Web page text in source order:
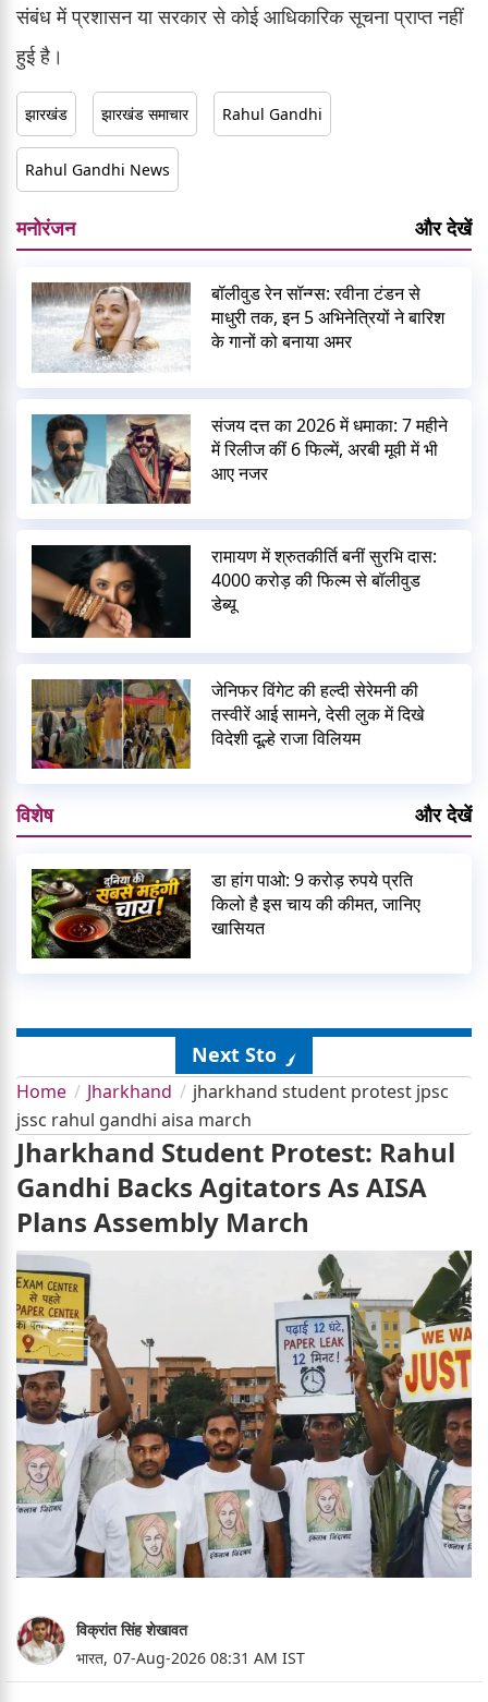
संबंध में प्रशासन या सरकार से कोई आधिकारिक सूचना प्राप्त नहीं
हुई है।
झारखंड झारखंड समाचार Rahul Gandhi
Rahul Gandhi News
मनोरंजन और देखें
बॉलीवुड रेन सॉन्ग्स: रवीना टंडन से
माधुरी तक, इन 5 अभिनेत्रियों ने बारिश
के गानों को बनाया अमर
संजय दत्त का 2026 में धमाका: 7 महीने
में रिलीज कीं 6 फिल्में, अरबी मूवी में भी
आए नजर
रामायण में श्रुतकीर्ति बनीं सुरभि दास:
4000 करोड़ की फिल्म से बॉलीवुड
डेब्यू
जेनिफर विंगेट की हल्दी सेरेमनी की
तस्वीरें आई सामने, देसी लुक में दिखे
विदेशी दूल्हे राजा विलियम
विशेष और देखें
डा हांग पाओ: 9 करोड़ रुपये प्रति
किलो है इस चाय की कीमत, जानिए
खासियत
Next Story
Home Jharkhand
jharkhand student protest jpsc
jssc rahul gandhi aisa march
Jharkhand Student Protest: Rahul
Gandhi Backs Agitators As AISA
Plans Assembly March
विक्रांत सिंह शेखावत
भारत, 07-Aug-2026 08:31 AM IST